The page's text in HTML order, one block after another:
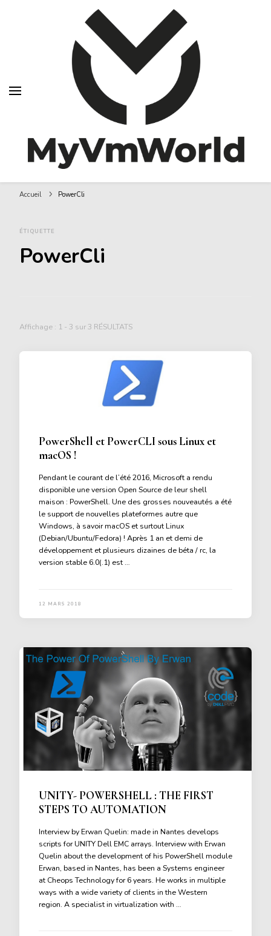
MyVMworld
Accueil PowerCli
ÉTIQUETTE
PowerCli
Affichage : 1 - 3 sur 3 RÉSULTATS
PowerShell et PowerCLI sous Linux et
macOS !
Pendant le courant de l’été 2016, Microsoft a rendu
disponible une version Open Source de leur shell
maison : PowerShell. Une des grosses nouveautés a été
le support de nouvelles plateformes autre que
Windows, à savoir macOS et surtout Linux
(Debian/Ubuntu/Fedora) ! Après 1 an et demi de
développement et plusieurs dizaines de béta / rc, la
version stable 6.0(.1) est …
12 MARS 2018
UNITY- POWERSHELL : THE FIRST
STEPS TO AUTOMATION
Interview by Erwan Quelin: made in Nantes develops
scripts for UNITY Dell EMC arrays. Interview with Erwan
Quelin about the development of his PowerShell module
Erwan, based in Nantes, has been a Systems engineer
at Cheops Technology for 6 years. He works in multiple
ways with a wide variety of clients in the Western
region. A specialist in virtualization with …